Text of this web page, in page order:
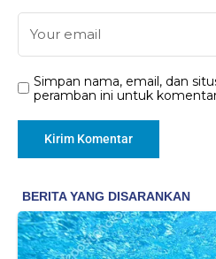
Simpan nama, email, dan
peramban ini untuk